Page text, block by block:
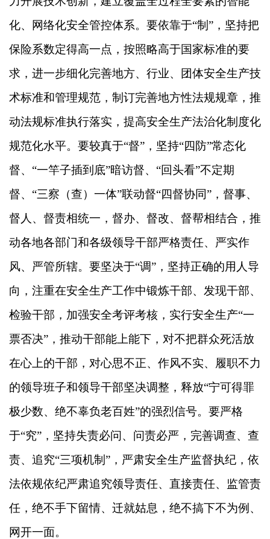
化、网络化安全管控体系。要依靠于“制”，坚持把
保险系数定得高一点，按照略高于国家标准的要
求，进一步细化完善地方、行业、团体安全生产技
术标准和管理规范，制订完善地方性法规规章，推
动法规标准执行落实，提高安全生产法治化制度化
规范化水平。要较真于“督”，坚持“四防”常态化
督、“一竿子插到底”暗访督、“回头看”不定期
督、“三察（查）一体”联动督“四督协同”，督事、
督人、督责相统一，督办、督改、督帮相结合，推
动各地各部门和各级领导干部严格责任、严实作
风、严管所辖。要坚决于“调”，坚持正确的用人导
向，注重在安全生产工作中锻炼干部、发现干部、
检验干部，加强安全考评考核，实行安全生产“一
票否决”，推动干部能上能下，对不把群众死活放
在心上的干部，对心思不正、作风不实、履职不力
的领导班子和领导干部坚决调整，释放“宁可得罪
极少数、绝不辜负老百姓”的强烈信号。要严格
于“究”，坚持失责必问、问责必严，完善调查、查
责、追究“三项机制”，严肃安全生产监督执纪，依
法依规依纪严肃追究领导责任、直接责任、监管责
任，绝不手下留情、迁就姑息，绝不搞下不为例、
网开一面。